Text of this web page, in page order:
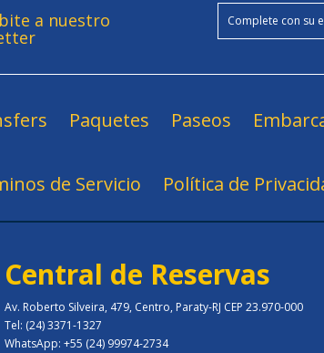
a nuestro
Paquetes Paseos
de Servicio Política de
Central de Reservas
Av. Roberto Silveira, 479, Centro, Paraty-RJ CEP 23.970-000
Tel: (24) 3371-1327
WhatsApp: +55 (24) 99974-2734